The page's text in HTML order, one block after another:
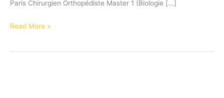
Paris Chirurgien Orthopédiste Master 1 (Biologie [...]
Dr
Jeremy
Read More »